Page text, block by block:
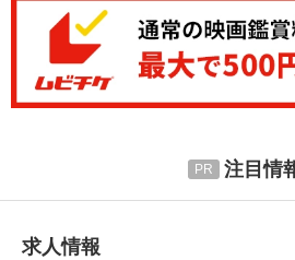
注目情
求人情報